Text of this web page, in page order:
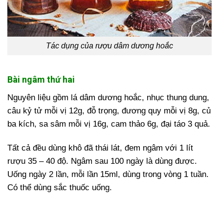
Tác dụng của rượu dâm dương hoắc
Bài ngâm thứ hai
Nguyên liệu gồm lá dâm dương hoắc, nhục thung dung,
câu kỷ tử mỗi vị 12g, đỗ trọng, đương quy mỗi vị 8g, củ
ba kích, sa sâm mỗi vị 16g, cam thảo 6g, đại táo 3 quả.
Tất cả đều dùng khô đã thái lát, đem ngâm với 1 lít
rượu 35 – 40 độ. Ngâm sau 100 ngày là dùng được.
Uống ngày 2 lần, mỗi lần 15ml, dùng trong vòng 1 tuần.
Có thể dùng sắc thuốc uống.